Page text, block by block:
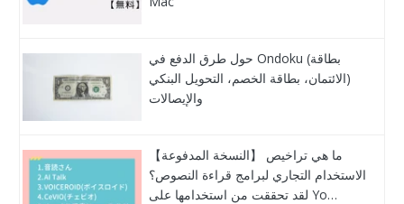
حول طرق الدفع في Ondoku (بطاقة
الائتمان، بطاقة الخصم، التحويل البنكي)
والإيصالات
【النسخة المدفوعة】 ما هي تراخيص
الاستخدام التجاري لبرامج قراءة النصوص؟
لقد تحققت من استخدامها على Yo…